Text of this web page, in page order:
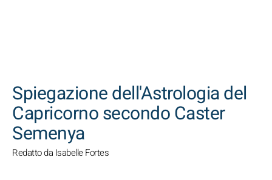
Spiegazione dell'Astrologia del
Capricorno secondo Caster
Semenya
Redatto da Isabelle Fortes